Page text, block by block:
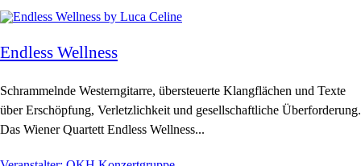
Endless Wellness
Schrammelnde Westerngitarre, übersteuerte Klangflächen und Texte
über Erschöpfung, Verletzlichkeit und gesellschaftliche Überforderung.
Das Wiener Quartett Endless Wellness...